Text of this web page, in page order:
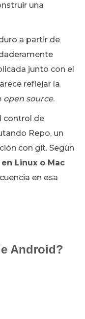
una
a partir de
junto con el
reflejar la
open source.
control de
Repo, un
con git. Según
Linux o Mac
en esa
Android?